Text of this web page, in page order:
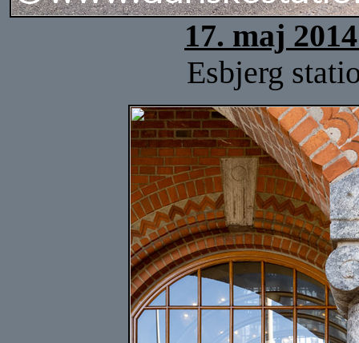
17. maj
Esbjerg